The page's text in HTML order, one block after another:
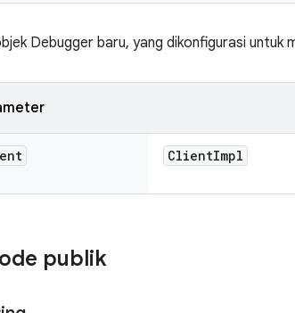
Debugger baru, yang dikonfigurasi
ClientImpl
publik